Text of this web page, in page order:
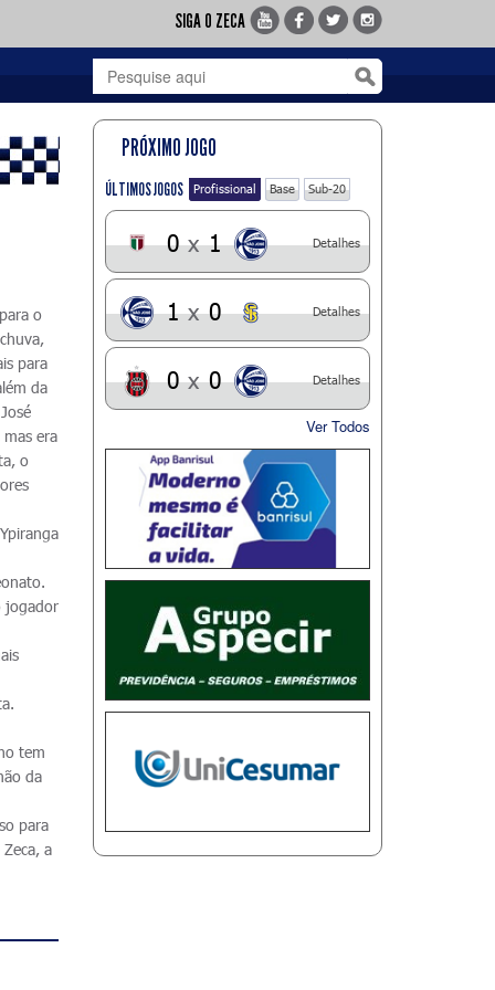
SIGA O ZECA
o
para
da
era
o
jogador
tem
da
para
a
PRÓXIMO JOGO
ÚLTIMOS JOGOS Profissional Base Sub-20
0 x 1 Detalhes
1 x 0 Detalhes
0 x 0 Detalhes
Ver Todos